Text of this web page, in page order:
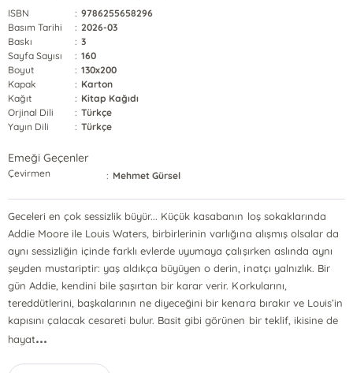
ISBN : 9786255658296
Basım Tarihi
: 2026-03
Baskı
: 3
Sayfa Sayısı
: 160
Boyut
: 130x200
Kapak
: Karton
Kağıt
: Kitap Kağıdı
Orjinal Dili
: Türkçe
Yayın Dili
: Türkçe
Emeği Geçenler
Çevirmen : Mehmet Gürsel
Geceleri en çok sessizlik büyür... Küçük kasabanın loş sokaklarında
Addie Moore ile Louis Waters, birbirlerinin varlığına alışmış olsalar da
aynı sessizliğin içinde farklı evlerde uyumaya çalışırken aslında aynı
şeyden mustariptir: yaş aldıkça büyüyen o derin, inatçı yalnızlık. Bir
gün Addie, kendini bile şaşırtan bir karar verir. Korkularını,
tereddütlerini, başkalarının ne diyeceğini bir kenara bırakır ve Louis’in
kapısını çalacak cesareti bulur. Basit gibi görünen bir teklif, ikisine de
hayat...